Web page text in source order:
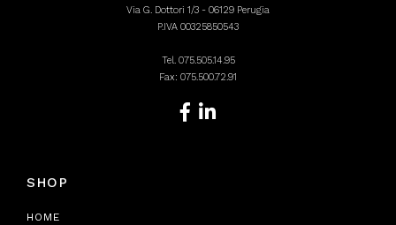
Via G. Dottori 1/3 - 06129 Perugia
P.IVA 00325850543
Tel. 075.505.14.95
Fax: 075.500.72.91
SHOP
HOME